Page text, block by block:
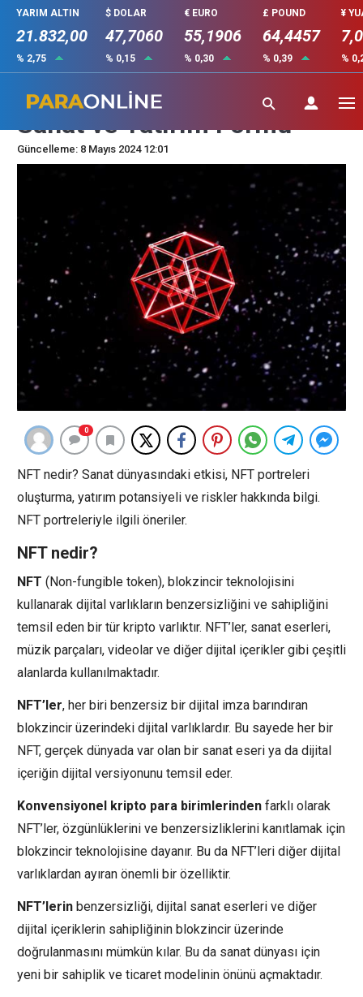
YARIM ALTIN
21.832,00
% 2,75
$ DOLAR
47,7060
% 0,15
€ EURO
55,1906
% 0,30
£ POUND
64,4457
% 0,39
¥
%
NFT Portreleri: Yeni Bir
Sanat ve Yatırım Formu
Güncelleme: 8 Mayıs 2024 12:01
0
NFT nedir? Sanat dünyasındaki etkisi, NFT portreleri
oluşturma, yatırım potansiyeli ve riskler hakkında bilgi.
NFT portreleriyle ilgili öneriler.
NFT nedir?
NFT (Non-fungible token), blokzincir teknolojisini
kullanarak dijital varlıkların benzersizliğini ve sahipliğini
temsil eden bir tür kripto varlıktır. NFT’ler, sanat eserleri,
müzik parçaları, videolar ve diğer dijital içerikler gibi çeşitli
alanlarda kullanılmaktadır.
NFT’ler, her biri benzersiz bir dijital imza barındıran
blokzincir üzerindeki dijital varlıklardır. Bu sayede her bir
NFT, gerçek dünyada var olan bir sanat eseri ya da dijital
içeriğin dijital versiyonunu temsil eder.
Konvensiyonel kripto para birimlerinden farklı olarak
NFT’ler, özgünlüklerini ve benzersizliklerini kanıtlamak için
blokzincir teknolojisine dayanır. Bu da NFT’leri diğer dijital
varlıklardan ayıran önemli bir özelliktir.
NFT’lerin benzersizliği, dijital sanat eserleri ve diğer
dijital içeriklerin sahipliğinin blokzincir üzerinde
doğrulanmasını mümkün kılar. Bu da sanat dünyası için
yeni bir sahiplik ve ticaret modelinin önünü açmaktadır.